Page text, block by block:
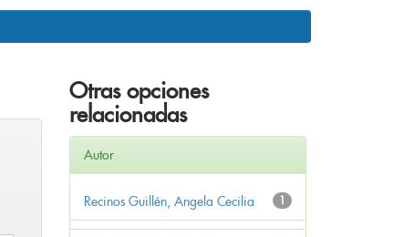
Otras opciones
relacionadas
Autor
1
Recinos Guillén, Angela Cecilia